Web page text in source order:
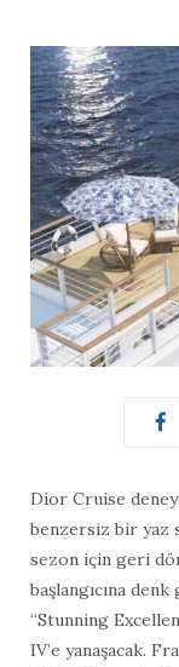
Dior Cruise
benzersiz bir yaz
sezon için geri
başlangıcına
“Stunning
IV’e yanaşacak.